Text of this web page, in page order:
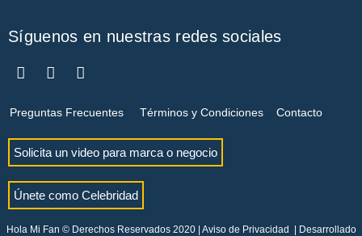
Síguenos en nuestras redes sociales
Preguntas Frecuentes Términos y Condiciones Contacto
Solicita un video para marca o negocio
Únete como Celebridad
Hola Mi Fan © Derechos Reservados 2020 | Aviso de Privacidad
| Desarrollado